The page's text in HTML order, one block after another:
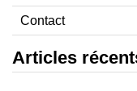
Contact
Articles